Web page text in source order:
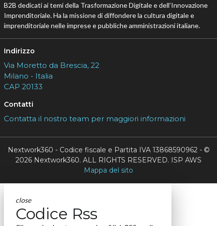
B2B dedicati ai temi della Trasformazione Digitale e dell’Innovazione
Imprenditoriale. Ha la missione di diffondere la cultura digitale e
imprenditoriale nelle imprese e pubbliche amministrazioni italiane.
Indirizzo
Via Moretto da Brescia, 22
Milano - Italia
CAP 20133
Contatti
Contatta il nostro team per maggiori informazioni
Nextwork360 - Codice fiscale e Partita IVA 13868590962 - ©
2026 Nextwork360. ALL RIGHTS RESERVED. ISP AWS
Mappa del sito
close
Codice Rss